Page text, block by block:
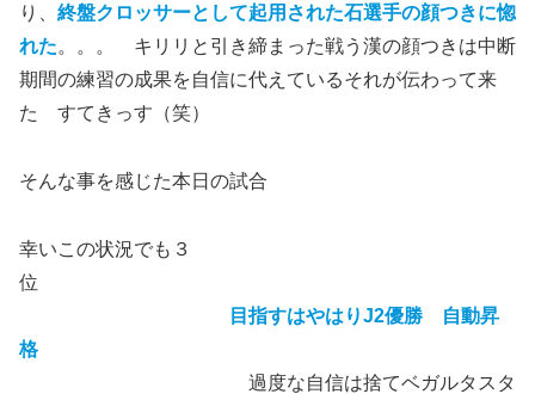
り、 終盤クロッサーとして起用された石選手の顔つきに惚
れた。。。 キリリと引き締まった戦う漢の顔つきは中断
期間の練習の成果を自信に代えているそれが伝わって来
た すてきっす（笑）
そんな事を感じた本日の試合
幸いこの状況でも３
位
目指すはやはりJ2優勝 自動昇
格
過度な自信は捨てベガルタスタ